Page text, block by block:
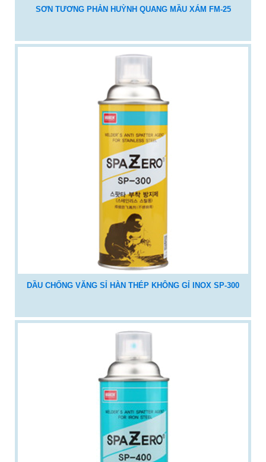
SƠN TƯƠNG PHẢN HUỲNH QUANG MẦU XÁM FM-25
DẦU CHỐNG VĂNG SỈ HÀN THÉP KHÔNG GỈ INOX SP-300